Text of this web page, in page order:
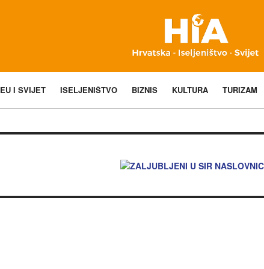
EU I SVIJET ISELJENIŠTVO BIZNIS KULTURA TURIZAM